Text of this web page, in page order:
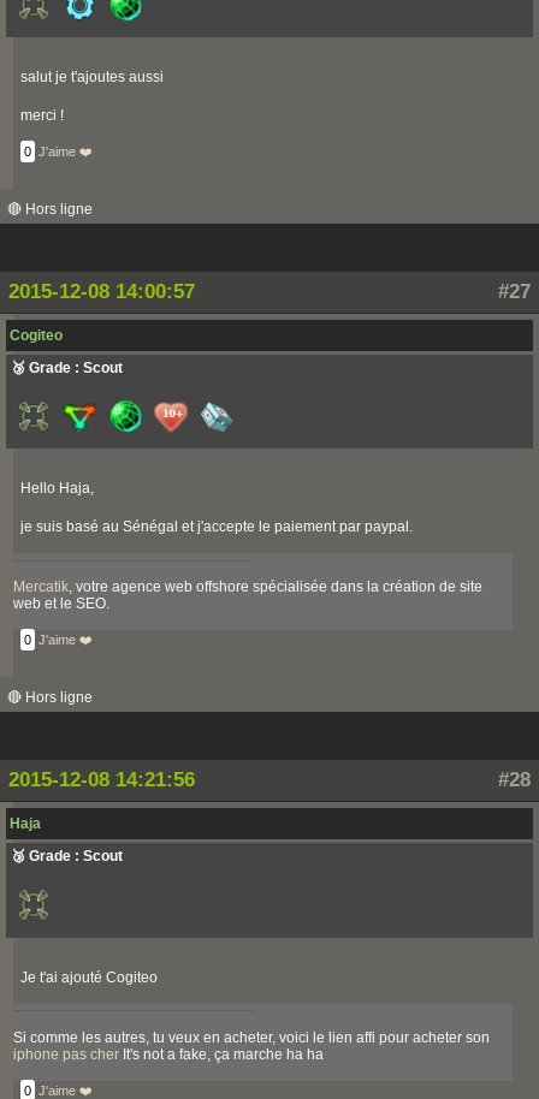
salut je t'ajoutes aussi
merci !
0 J'aime ❤️
🔴 Hors ligne
#27
2015-12-08 14:00:57
Cogiteo
🥉 Grade : Scout
Hello Haja,
je suis basé au Sénégal et j'accepte le paiement par paypal.
Mercatik, votre agence web offshore spécialisée dans la création de site
web et le SEO.
0 J'aime ❤️
🔴 Hors ligne
#28
2015-12-08 14:21:56
Haja
🥉 Grade : Scout
Je t'ai ajouté Cogiteo
Si comme les autres, tu veux en acheter, voici le lien affi pour acheter son
iphone pas cher It's not a fake, ça marche ha ha
0 J'aime ❤️